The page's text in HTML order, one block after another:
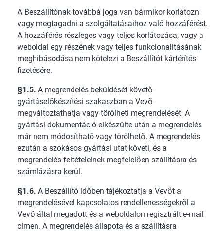
A Beszállítónak továbbá joga van bármikor korlátozni
vagy megtagadni a szolgáltatásaihoz való hozzáférést.
A hozzáférés részleges vagy teljes korlátozása, vagy a
weboldal egy részének vagy teljes funkcionalitásának
meghibásodása nem kötelezi a Beszállítót kártérítés
fizetésére.
§1.5. A megrendelés beküldését követő
gyártáselőkészítési szakaszban a Vevő
megváltoztathatja vagy törölheti megrendelését. A
gyártási dokumentáció elkészülte után a megrendelés
már nem módosítható vagy törölhető. A megrendelés
ezután a szokásos gyártási utat követi, és a
megrendelés feltételeinek megfelelően szállításra és
számlázásra kerül.
§1.6. A Beszállító időben tájékoztatja a Vevőt a
megrendelésével kapcsolatos rendellenességekről a
Vevő által megadott és a weboldalon regisztrált e-mail
címen. A megrendelés állapota és a szállításra